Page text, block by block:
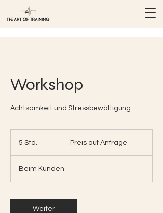
Workshop
Achtsamkeit und Stressbewältigung
5 Std.
d
.
Anfrage
Preis auf Anfrage
Beim Kunden
Weiter